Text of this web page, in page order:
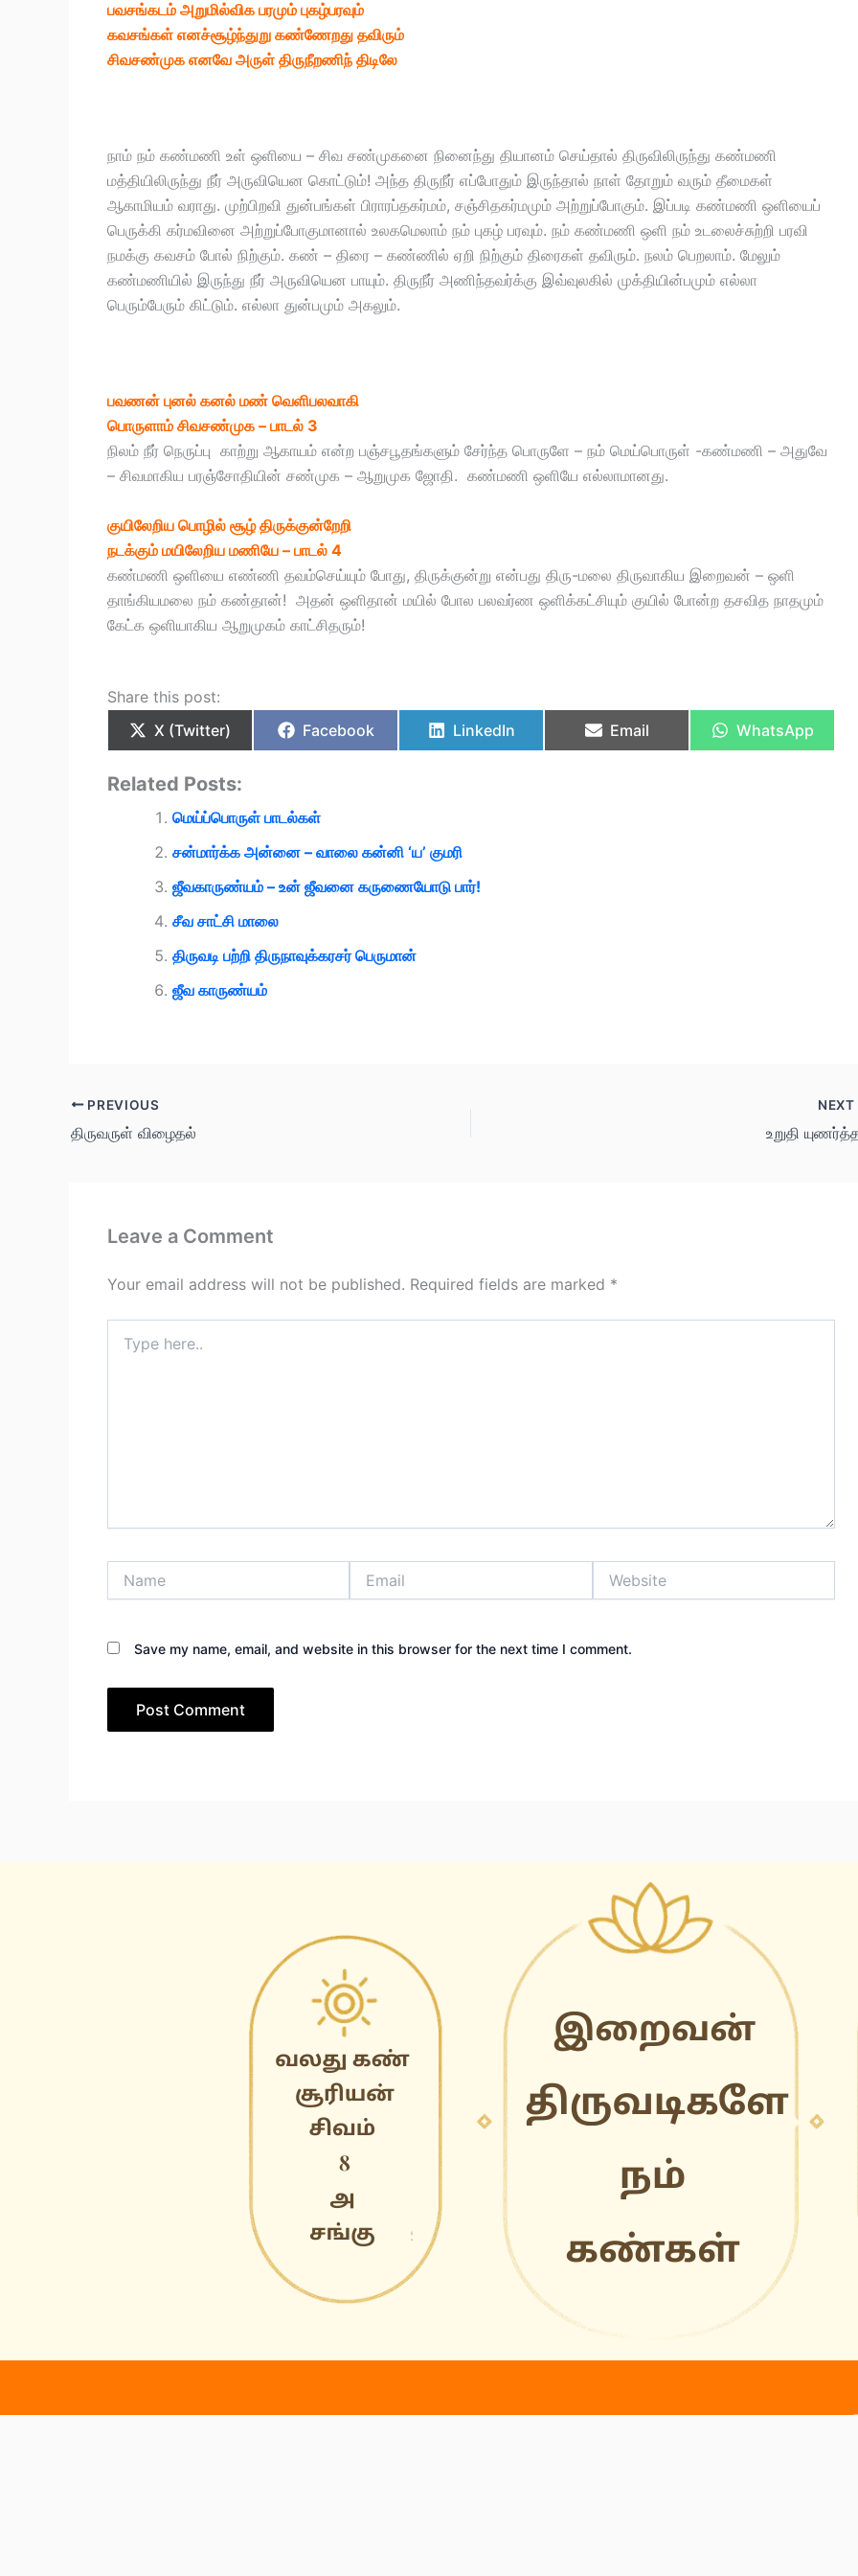
பவசங்கடம் அறுமில்விக பரமும் புகழ்பரவும்
கவசங்கள் எனச்சூழ்ந்துறு கண்ணேறது தவிரும்
சிவசண்முக எனவே அருள் திருநீறணிந் திடிலே
நாம் நம் கண்மணி உள் ஒளியை – சிவ சண்முகனை நினைந்து தியானம் செய்தால் திருவிலிருந்து கண்மணி
மத்தியிலிருந்து நீர் அருவியென கொட்டும்! அந்த திருநீர் எப்போதும் இருந்தால் நாள் தோறும் வரும் தீமைகள்
ஆகாமியம் வராது. முற்பிறவி துன்பங்கள் பிராரப்தகர்மம், சஞ்சிதகர்மமும் அற்றுப்போகும். இப்படி கண்மணி ஒளியைப்
பெருக்கி கர்மவினை அற்றுப்போகுமானால் உலகமெலாம் நம் புகழ் பரவும். நம் கண்மணி ஒளி நம் உடலைச்சுற்றி பரவி
நமக்கு கவசம் போல் நிற்கும். கண் – திரை – கண்ணில் ஏறி நிற்கும் திரைகள் தவிரும். நலம் பெறலாம். மேலும்
கண்மணியில் இருந்து நீர் அருவியென பாயும். திருநீர் அணிந்தவர்க்கு இவ்வுலகில் முக்தியின்பமும் எல்லா
பெரும்பேரும் கிட்டும். எல்லா துன்பமும் அகலும்.
பவணன் புனல் கனல் மண் வெளிபலவாகி
பொருளாம் சிவசண்முக – பாடல் 3
நிலம் நீர் நெருப்பு காற்று ஆகாயம் என்ற பஞ்சபூதங்களும் சேர்ந்த பொருளே – நம் மெய்பொருள் -கண்மணி – அதுவே
– சிவமாகிய பரஞ்சோதியின் சண்முக – ஆறுமுக ஜோதி. கண்மணி ஒளியே எல்லாமானது.
குயிலேறிய பொழில் சூழ் திருக்குன்றேறி
நடக்கும் மயிலேறிய மணியே – பாடல் 4
கண்மணி ஒளியை எண்ணி தவம்செய்யும் போது, திருக்குன்று என்பது திரு-மலை திருவாகிய இறைவன் – ஒளி
தாங்கியமலை நம் கண்தான்! அதன் ஒளிதான் மயில் போல பலவர்ண ஒளிக்கட்சியும் குயில் போன்ற தசவித நாதமும்
கேட்க ஒளியாகிய ஆறுமுகம் காட்சிதரும்!
Share this post:
X (Twitter) Facebook LinkedIn Email WhatsApp
Related Posts:
மெய்ப்பொருள் பாடல்கள்
சன்மார்க்க அன்னை – வாலை கன்னி ‘ய’ குமரி
ஜீவகாருண்யம் – உன் ஜீவனை கருணையோடு பார்!
சீவ சாட்சி மாலை
திருவடி பற்றி திருநாவுக்கரசர் பெருமான்
ஜீவ காருண்யம்
PREVIOUS
திருவருள் விழைதல்
NEXT
உறுதி
Leave a Comment
Your email address will not be published. Required fields are marked *
here..
Save my name, email, and website in this browser for the next time I comment.